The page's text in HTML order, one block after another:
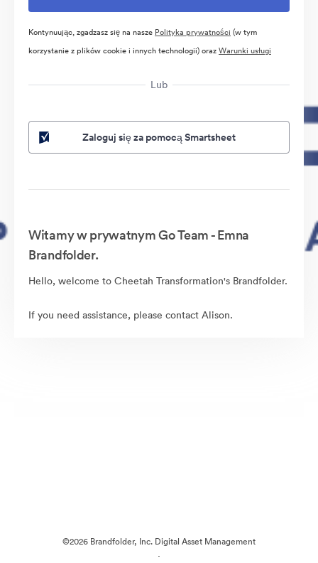
Kontynuując, zgadzasz się na nasze Polityka prywatności (w tym
korzystanie z plików cookie i innych technologii) orazWarunki usługi
Lub
Zaloguj się za pomocą Smartsheet
Witamy w prywatnym Go Team - Emna
Brandfolder.
Hello, welcome to Cheetah Transformation's Brandfolder.
If you need assistance, please contact Alison.
©2026 Brandfolder, Inc. Digital Asset Management
·